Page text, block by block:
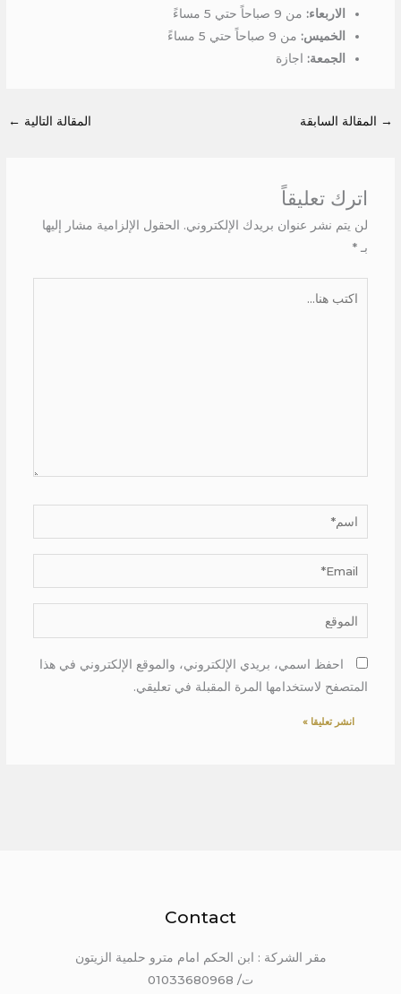
الاربعاء: من 9 صباحاً حتي 5 مساءً
الخميس: من 9 صباحاً حتي 5 مساءً
الجمعة: اجازة
→ المقالة السابقة المقالة التالية ←
اترك تعليقاً
لن يتم نشر عنوان بريدك الإلكتروني. الحقول الإلزامية مشار إليها
بـ *
اسم*
Email*
الموقع
احفظ اسمي، بريدي الإلكتروني، والموقع الإلكتروني في هذا
المتصفح لاستخدامها المرة المقبلة في تعليقي.
Contact
مقر الشركة : ابن الحكم امام مترو حلمية الزيتون
ت/ 01033680968